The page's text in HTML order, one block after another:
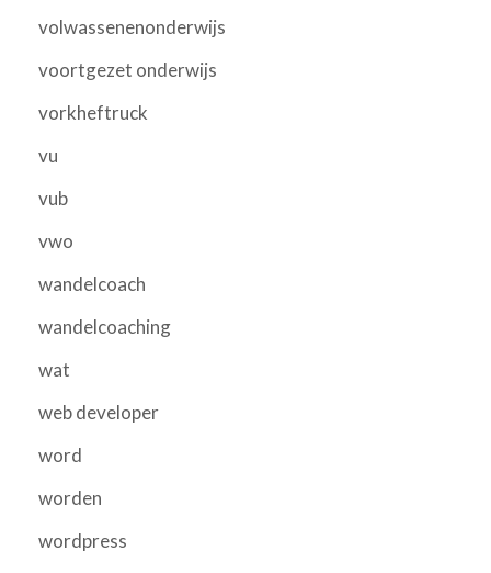
volwassenenonderwijs
voortgezet onderwijs
vorkheftruck
vu
vub
vwo
wandelcoach
wandelcoaching
wat
web developer
word
worden
wordpress